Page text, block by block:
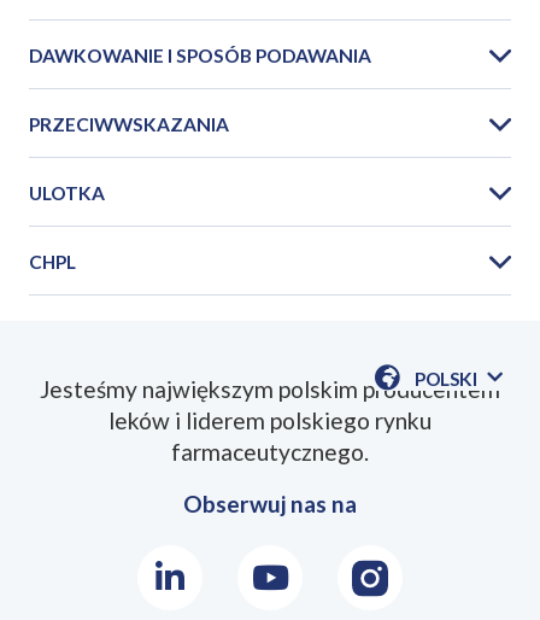
DAWKOWANIE I SPOSÓB PODAWANIA
PRZECIWWSKAZANIA
ULOTKA
CHPL
SmPC_OxodilPPH_2020_06PL.pdf
POLSKI
POKAŻ
Jesteśmy największym polskim producentem
leków i liderem polskiego rynku
farmaceutycznego.
Obserwuj nas na
LinkedInYoutubeInstagram